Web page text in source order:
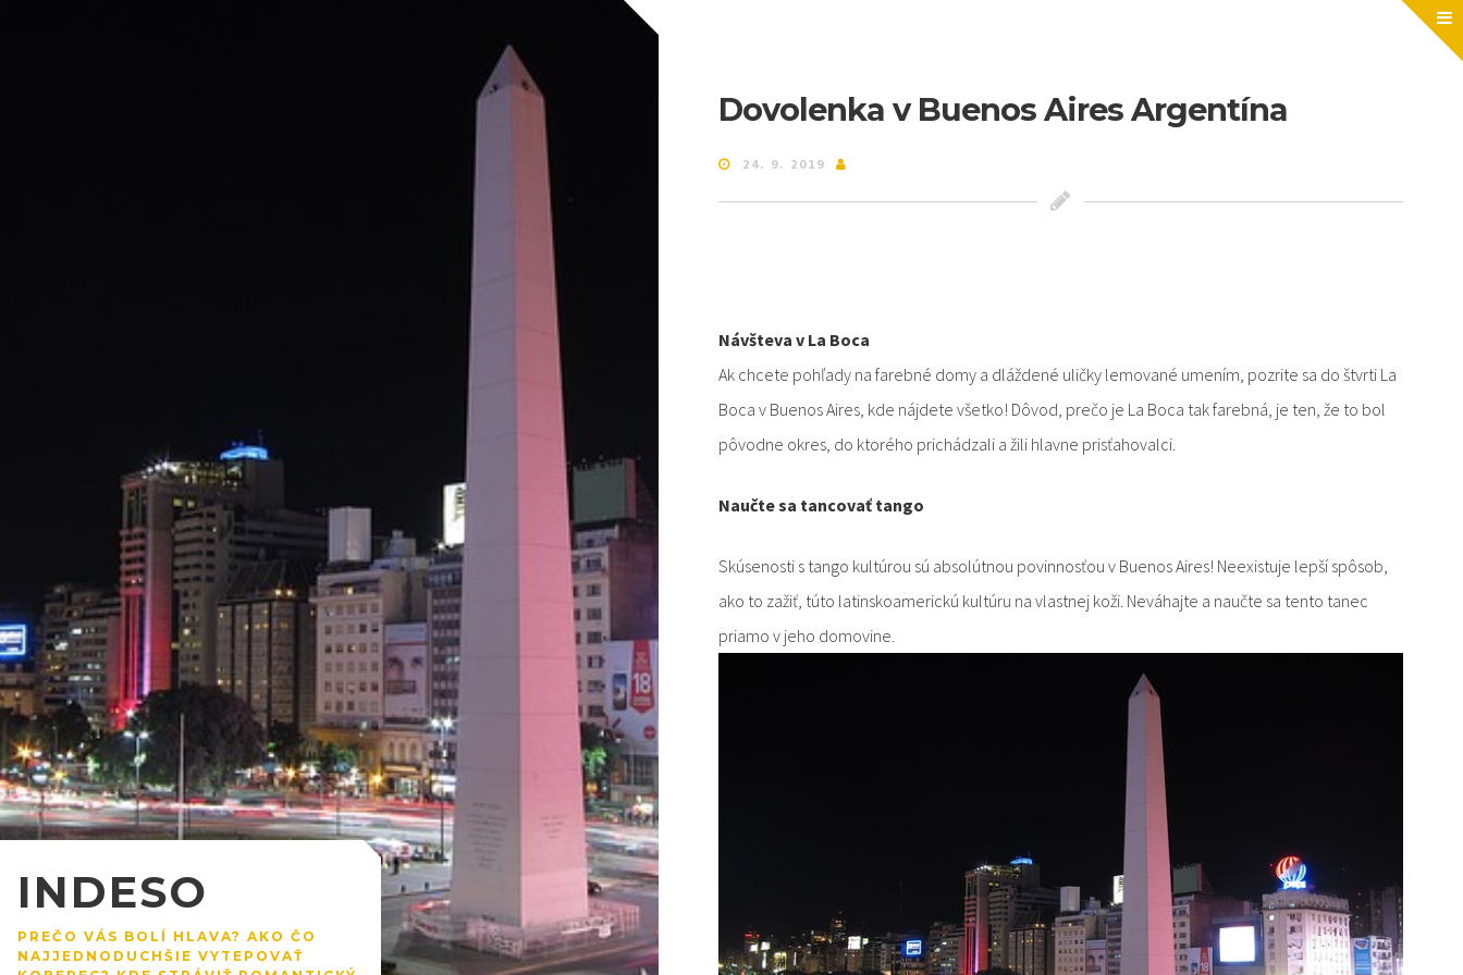
INDESO
PREČO VÁS BOLÍ HLAVA? AKO ČO
NAJJEDNODUCHŠIE VYTEPOVAŤ
Dovolenka v Buenos Aires Argentína
24. 9. 2019
Návšteva v La Boca
Ak chcete pohľady na farebné domy a dláždené uličky lemované umením, pozrite sa do štvrti La
Boca v Buenos Aires, kde nájdete všetko! Dôvod, prečo je La Boca tak farebná, je ten, že to bol
pôvodne okres, do ktorého prichádzali a žili hlavne prisťahovalci.
Naučte sa tancovať tango
Skúsenosti s tango kultúrou sú absolútnou povinnosťou v Buenos Aires! Neexistuje lepší spôsob,
ako to zažiť, túto latinskoamerickú kultúru na vlastnej koži. Neváhajte a naučte sa tento tanec
priamo v jeho domovine.